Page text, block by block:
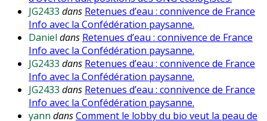
JG2433 dans Retenues d’eau : connivence de France
Info avec la Confédération paysanne.
Daniel dans Retenues d’eau : connivence de France
Info avec la Confédération paysanne.
JG2433 dans Retenues d’eau : connivence de France
Info avec la Confédération paysanne.
JG2433 dans Retenues d’eau : connivence de France
Info avec la Confédération paysanne.
yann dansComment le lobby du bio veut la peau de